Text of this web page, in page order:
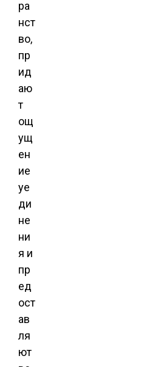
ра
нст
во,
пр
ид
аю
т
ощ
ущ
ен
ие
уе
ди
не
ни
я и
пр
ед
ост
ав
ля
ют